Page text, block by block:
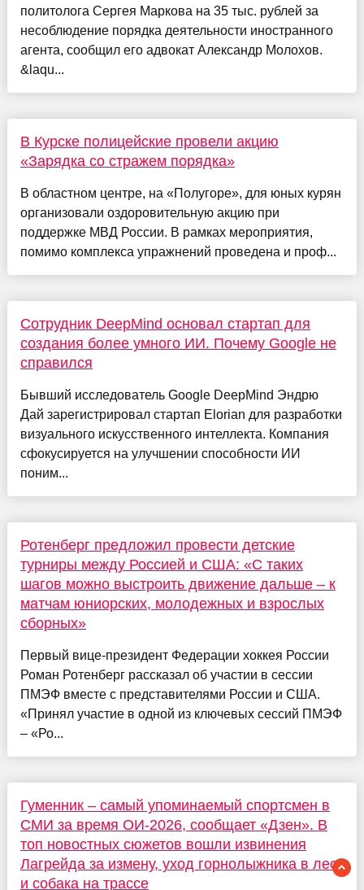
политолога Сергея Маркова на 35 тыс. рублей за
несоблюдение порядка деятельности иностранного
агента, сообщил его адвокат Александр Молохов.
&laqu...
В Курске полицейские провели акцию
«Зарядка со стражем порядка»
В областном центре, на «Полугоре», для юных курян
организовали оздоровительную акцию при
поддержке МВД России. В рамках мероприятия,
помимо комплекса упражнений проведена и проф...
Сотрудник DeepMind основал стартап для
создания более умного ИИ. Почему Google не
справился
Бывший исследователь Google DeepMind Эндрю
Дай зарегистрировал стартап Elorian для разработки
визуального искусственного интеллекта. Компания
сфокусируется на улучшении способности ИИ
поним...
Ротенберг предложил провести детские
турниры между Россией и США: «С таких
шагов можно выстроить движение дальше – к
матчам юниорских, молодежных и взрослых
сборных»
Первый вице-президент Федерации хоккея России
Роман Ротенберг рассказал об участии в сессии
ПМЭФ вместе с представителями России и США.
«Принял участие в одной из ключевых сессий ПМЭФ
– «Ро...
Гуменник – самый упоминаемый спортсмен в
СМИ за время ОИ-2026, сообщает «Дзен». В
топ новостных сюжетов вошли извинения
Лагрейда за измену, уход горнолыжника в лес
и собака на трассе